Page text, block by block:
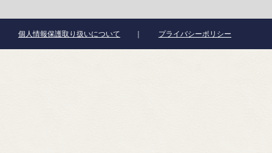
個人情報保護取り扱いについて プライバシーポリシー